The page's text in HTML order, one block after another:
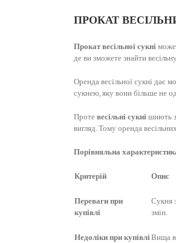
ПРОКАТ
Прокат весільної сукніможе
де ви зможете знайти
Оренда весільної сукні дає
сукнею, яку вони більше не
Протевесільні сукнішиють з
вигляд. Тому оренда
Порівняльна
Критерій Опис
Переваги при
купівлі
Сукня
змін.
Недоліки при купівліВища